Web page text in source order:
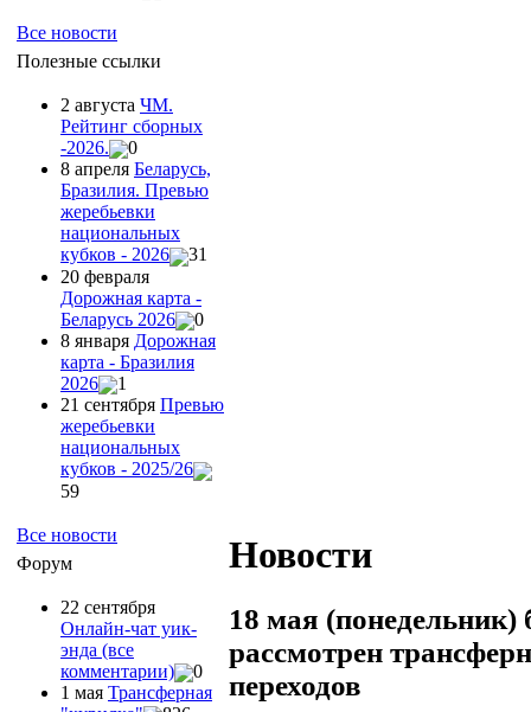
Все новости
Полезные ссылки
2 августа ЧМ.
Рейтинг сборных
-2026.
0
8 апреля Беларусь,
Бразилия. Превью
жеребьевки
национальных
кубков - 2026
31
20 февраля
Дорожная карта -
Беларусь 2026
0
8 января Дорожная
карта - Бразилия
2026
1
21 сентября Превью
жеребьевки
национальных
кубков - 2025/26
59
Все новости
Форум
22 сентября
Онлайн-чат уик-
энда (все
комментарии)
0
1 мая Трансферная
Новости
18 мая (понедельник)
рассмотрен
переходов